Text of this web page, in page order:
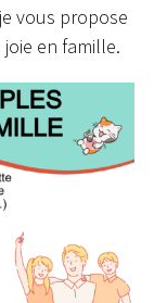
vous propose
en famille.